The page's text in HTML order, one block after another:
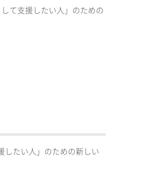
て支援したい人」のための
したい人」のための新しい